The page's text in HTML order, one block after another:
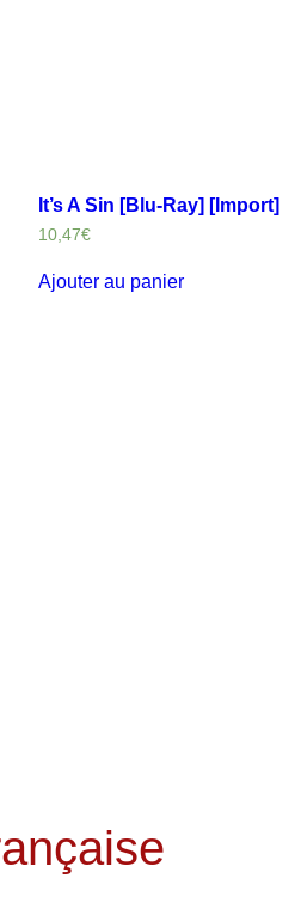
It’s A Sin [Blu-Ray] [Import]
10,47€
Ajouter au panier